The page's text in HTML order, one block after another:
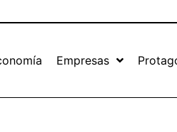
Empresas